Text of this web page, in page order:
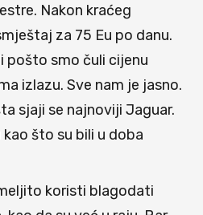
Nakon kraćeg
za 75 Eu po danu.
pošto smo čuli cijenu
izlazu. Sve nam je jasno.
sjaji se najnoviji Jaguar.
što su bili u doba
koristi blagodati